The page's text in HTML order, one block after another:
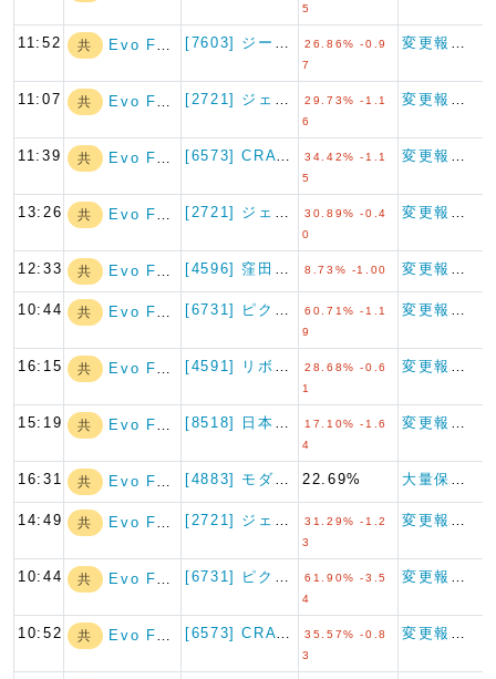
5
11:52 共 Evo Fund
26.86% -0.9
7
11:07 共 Evo Fund
29.73% -1.1
6
11:39 共 Evo Fund
34.42% -1.1
5
13:26 共 Evo Fund
30.89% -0.4
0
12:33 共 Evo Fund 8.73% -1.00
10:44 共 Evo Fund
60.71% -1.1
9
16:15 共 Evo Fund
28.68% -0.6
1
15:19 共 Evo Fund
17.10% -1.6
4
16:31 共 Evo Fund 22.69%
14:49 共 Evo Fund
31.29% -1.2
3
10:44 共 Evo Fund
61.90% -3.5
4
10:52 共 Evo Fund
35.57% -0.8
3